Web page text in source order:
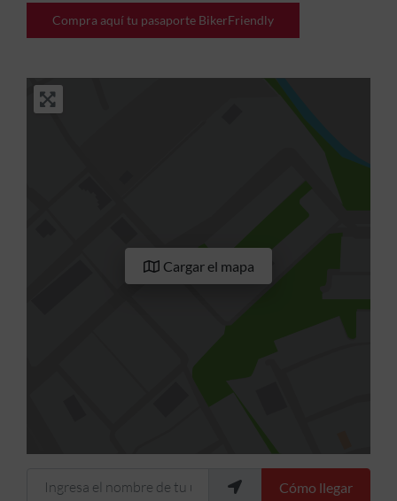
Compra aquí tu pasaporte BikerFriendly
Cargar el mapa
Ingresa el nombre de tu ubicación Cómo llegar